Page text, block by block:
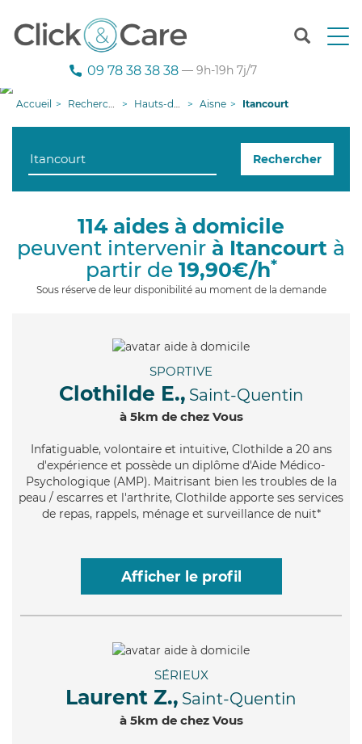
T
n
g
i
09 78 38 38 38 — 9h-19h 7j/7
Accueil Recherche aide à domicile Hauts-de-France Aisne Itancourt
Rechercher
114 aides à domicile
peuvent intervenir à Itancourt à
partir de 19,90€/h*
Sous réserve de leur disponibilité au moment de la demande
SPORTIVE
Clothilde E., Saint-Quentin
à 5km de chez Vous
Infatiguable, volontaire et intuitive, Clothilde a 20 ans
d'expérience et possède un diplôme d'Aide Médico-
Psychologique (AMP). Maitrisant bien les troubles de la
peau / escarres et l'arthrite, Clothilde apporte ses services
de repas, rappels, ménage et surveillance de nuit*
Afficher le profil
SÉRIEUX
Laurent Z., Saint-Quentin
à 5km de chez Vous